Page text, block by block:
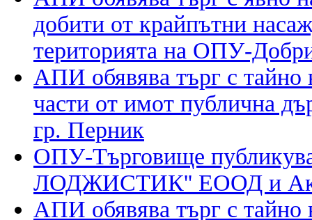
добити от крайпътни
територията на ОПУ-
АПИ обявява търг с тайно
части от имот публична
гр. Перник
ОПУ-Търговище
ЛОДЖИСТИК'' ЕООД и Акт
АПИ обявява търг с тайно